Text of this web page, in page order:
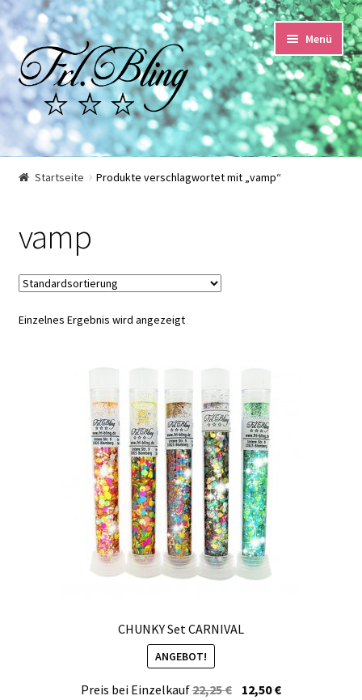
Zur
Navigation
springen
Springe
zum
Inhalt
Menü
Start
Datenschutzerklärung
Echtheit von Bewertungen
Impressum
Mein Konto
Produktinfos
Versandbedingungen
Vertrag widerrufen
Widerrufsbelehrung / Muster-Widerrufsformular
Zahlungsbedingungen
Startseite Produkte verschlagwortet mit „vamp“
vamp
Einzelnes Ergebnis wird angezeigt
CHUNKY Set CARNIVAL
ANGEBOT!
Preis bei Einzelkauf22,25€ Ursprünglicher
12,50€Aktueller